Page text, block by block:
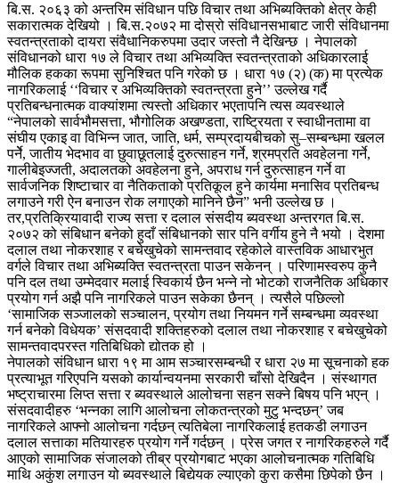
बि.स. २०६३ को अन्तरिम संविधान पछि विचार तथा अभिब्यक्तिको क्षेत्र केही
सकारात्मक देखियो । बि.स.२०७२ मा दोस्रो संविधानसभाबाट जारी संविधानमा
स्वतन्त्रताको दायरा संवैधानिकरुपमा उदार जस्तो नै देखिन्छ । नेपालको
संविधानको धारा १७ ले विचार तथा अभिव्यक्ति स्वतन्त्रताको अधिकारलाई
मौलिक हकका रूपमा सुनिश्चित पनि गरेको छ । धारा १७ (२) (क) मा प्रत्येक
नागरिकलाई ‘‘विचार र अभिव्यक्तिको स्वतन्त्रता हुने’’ उल्लेख गर्दै
प्रतिबन्धनात्मक वाक्यांशमा त्यस्तो अधिकार भएतापनि त्यस व्यवस्थाले
“नेपालको सार्वभौमसत्ता, भौगोलिक अखण्डता, राष्ट्रियता र स्वाधीनतामा वा
संघीय एकाइ वा विभिन्न जात, जाति, धर्म, सम्प्रदायबीचको सु–सम्बन्धमा खलल
पर्नेे, जातीय भेदभाव वा छुवाछूतलाई दुरुत्साहन गर्ने, श्रमप्रति अवहेलना गर्ने,
गालीबेइज्जती, अदालतको अवहेलना हुने, अपराध गर्न दुरुत्साहन गर्ने वा
सार्वजनिक शिष्टाचार वा नैतिकताको प्रतिकूल हुने कार्यमा मनासिव प्रतिबन्ध
लगाउने गरी ऐन बनाउन रोक लगाएको मानिने छैन” भनी उल्लेख छ ।
तर,प्रतिक्रियावादी राज्य सत्ता र दलाल संसदीय ब्यवस्था अन्तरगत बि.स.
२०७२ को संबिधान बनेको हुदाँ संबिधानको सार पनि वर्गीय हुने नै भयो । देशमा
दलाल तथा नोकरशाह र बचेखुचेको सामन्तवाद रहेकोले वास्तविक आधारभुत
वर्गले विचार तथा अभिब्यक्ति स्वतन्त्रता पाउन सकेनन् । परिणामस्वरुप कुनै
पनि दल तथा उम्मेदवार मलाई स्विकार्य छैन भन्ने नो भोटको राजनैतिक अधिकार
प्रयोग गर्न अझै पनि नागरिकले पाउन सकेका छैनन् । त्यसैले पछिल्लो
‘सामाजिक सञ्जालको सञ्चालन, प्रयोग तथा नियमन गर्ने सम्बन्धमा व्यवस्था
गर्न बनेको विधेयक’ संसदवादी शक्तिहरुको दलाल तथा नोकरशाह र बचेखुचेको
सामन्तवादपरस्त गतिबिधिको द्योतक हो ।
नेपालको संविधान धारा १९ मा आम सञ्चारसम्बन्धी र धारा २७ मा सूचनाको हक
प्रत्याभूत गरिएपनि यसको कार्यान्वयनमा सरकारी चाँसो देखिदैन । संस्थागत
भष्ट्राचारमा लिप्त सत्ता र ब्यवस्थाले आलोचना सहन सक्ने बिषय पनि भएन् ।
संसदवादीहरु ‘भन्नका लागि आलोचना लोकतन्त्रको मुटु भन्दछन्’ जब
नागरिकले आफ्नो आलोचना गर्दछन् त्यतिबेला नागरिकलाई हतकडी लगाउन
दलाल सत्ताका मतियारहरु प्रयोग गर्ने गर्दछन् । प्रेस जगत र नागरिकहरुले गर्दै
आएको सामाजिक संजालको तीब्र प्रयोगबाट भएका आलोचनात्मक गतिबिधि
माथि अकुंश लगाउन यो ब्यवस्थाले बिद्येयक ल्याएको कुरा कसैमा छिपेको छैन ।